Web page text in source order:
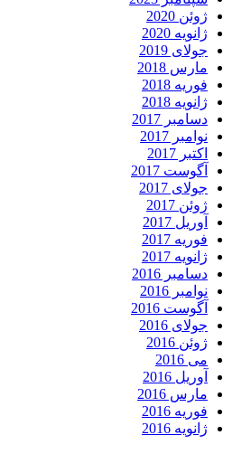
ژوئن 2020
ژانویه 2020
جولای 2019
مارس 2018
فوریه 2018
ژانویه 2018
دسامبر 2017
نوامبر 2017
اکتبر 2017
آگوست 2017
جولای 2017
ژوئن 2017
آوریل 2017
فوریه 2017
ژانویه 2017
دسامبر 2016
نوامبر 2016
آگوست 2016
جولای 2016
ژوئن 2016
می 2016
آوریل 2016
مارس 2016
فوریه 2016
ژانویه 2016